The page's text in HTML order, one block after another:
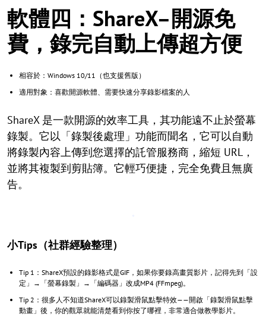
軟體四：ShareX–開源免
費，錄完自動上傳超方便
相容於：Windows 10/11（也支援舊版）
適用對象：喜歡開源軟體、需要快速分享錄影檔案的人
ShareX 是一款開源的效率工具，其功能遠不止於螢幕
錄製。它以「錄製後處理」功能而聞名，它可以自動
將錄製內容上傳到您選擇的託管服務商，縮短 URL，
並將其複製到剪貼簿。它輕巧便捷，完全免費且無廣
告。
小Tips（社群經驗整理）
Tip 1：ShareX預設的錄影格式是GIF，如果你要錄高畫質影片，記得先到「設
定」→「螢幕錄製」→「編碼器」改成MP4 (FFmpeg)。
Tip 2：很多人不知道ShareX可以錄製滑鼠點擊特效——開啟「錄製滑鼠點擊
動畫」後，你的觀眾就能清楚看到你按了哪裡，非常適合做教學影片。